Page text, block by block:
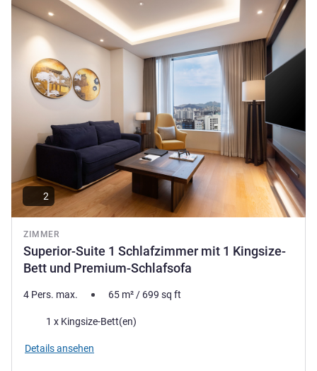
mit Angeboten von Luxus bis Economy an einem Ort, 1700
Gästezimmern, einer Vielzahl von Restaurants und Bars
sowie Tagungseinrichtungen.
Hotel Direktion
ZIMMER
Superior-Suite 1 Schlafzimmer mit 1 Kingsize-
Bett und Premium-Schlafsofa
2
4 Pers. max. 65 m²/ 699 sq ft
Bettwäsche
1 x Kingsize-Bett(en)
Details ansehen